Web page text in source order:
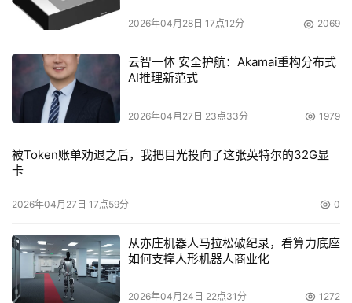
2026年04月28日 17点12分 2069
云智一体 安全护航：Akamai重构分布式
AI推理新范式
2026年04月27日 23点33分 1979
被Token账单劝退之后，我把目光投向了这张英特尔的32G显
卡
2026年04月27日 17点59分 0
从亦庄机器人马拉松破纪录，看算力底座
如何支撑人形机器人商业化
2026年04月24日 22点31分 1272